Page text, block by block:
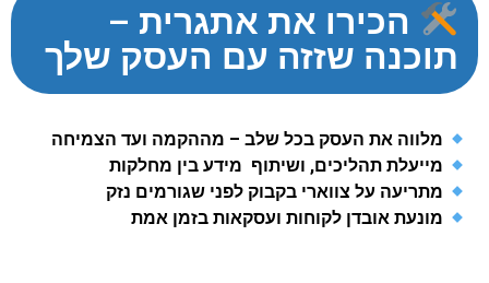
הכירו את אתגרית –
תוכנה שזזה עם העסק שלך
מלווה את העסק בכל שלב – מההקמה ועד הצמיחה
מייעלת תהליכים, ושיתוף מידע בין מחלקות
מתריעה על צווארי בקבוק לפני שגורמים נזק
מונעת אובדן לקוחות ועסקאות בזמן אמת